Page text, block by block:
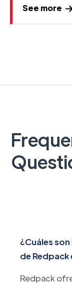
See more
¿Cuáles
de Redpack
Redpack